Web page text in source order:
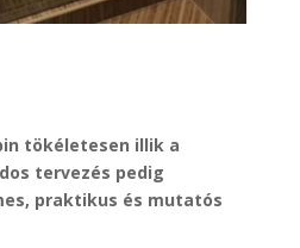
tökéletesen illik a
tervezés pedig
praktikus és mutatós